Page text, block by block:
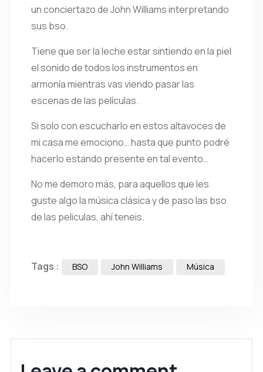
un conciertazo de John Williams interpretando
sus bso.
Tiene que ser la leche estar sintiendo en la piel
el sonido de todos los instrumentos en
armonía mientras vas viendo pasar las
escenas de las películas.
Si solo con escucharlo en estos altavoces de
mi casa me emociono… hasta que punto podré
hacerlo estando presente en tal evento…
No me demoro más, para aquellos que les
guste algo la música clásica y de paso las bso
de las peliculas, ahí teneis.
Tags : BSO John Williams Música